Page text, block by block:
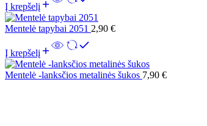
Į krepšelį
Mentelė tapybai 2051 2,90 €
Į krepšelį
Mentelė -lanksčios metalinės šukos 7,90 €